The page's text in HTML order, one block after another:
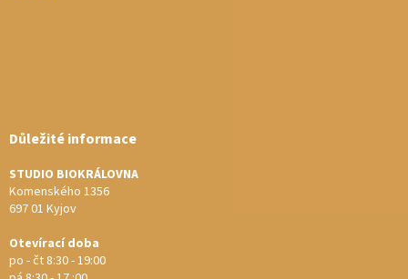
Důležité informace
STUDIO BIOKRÁLOVNA
Komenského 1356
697 01 Kyjov
Otevírací doba
po - čt 8:30 - 19:00